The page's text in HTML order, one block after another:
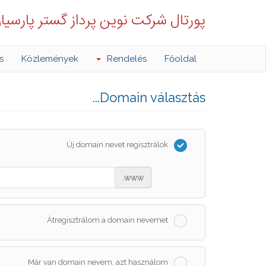
پورتال شرکت نوین پرداز گستر
Főoldal
Rendelés
Közlemények
Domain választás...
Új domain nevet regisztrálok
www.
Átregisztrálom a domain nevemet
Már van domain nevem, azt használom